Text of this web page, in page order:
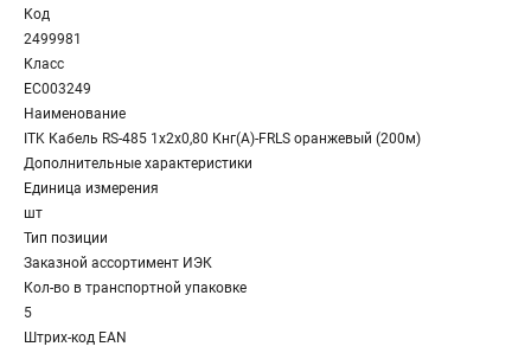
Код
2499981
Класс
EC003249
Наименование
ITK Кабель RS-485 1х2х0,80 Кнг(А)-FRLS оранжевый (200м)
Дополнительные характеристики
Единица измерения
шт
Тип позиции
Заказной ассортимент ИЭК
Кол-во в транспортной упаковке
5
Штрих-код EAN